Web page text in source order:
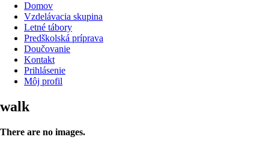
Domov
Vzdelávacia skupina
Letné tábory
Predškolská príprava
Doučovanie
Kontakt
Prihlásenie
Môj profil
walk
There are no images.